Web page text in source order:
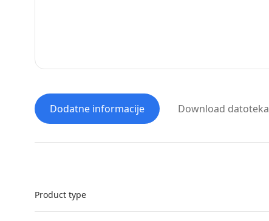
Dodatne informacije Download datoteka
Product type